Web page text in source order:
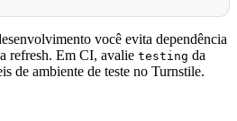
você evita dependência
refresh. Em CI, avalie testing da
de ambiente de teste no Turnstile.